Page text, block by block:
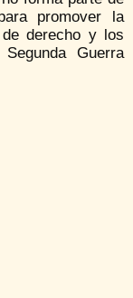
promover la
derecho y los
Guerra